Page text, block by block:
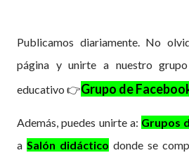
Publicamos diariamente. No
página y unirte a nuestro
educativo 👉Grupo de
Además, puedes unirte a: Grupos
a Salón didáctico donde se